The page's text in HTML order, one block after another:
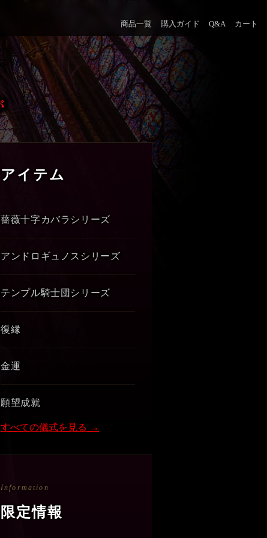
商品一覧 購入ガイド Q&A カート
アイテム
薔薇十字カバラシリーズ
アンドロギュノスシリーズ
テンプル騎士団シリーズ
復縁
金運
願望成就
すべての儀式を見る →
Information
限定情報